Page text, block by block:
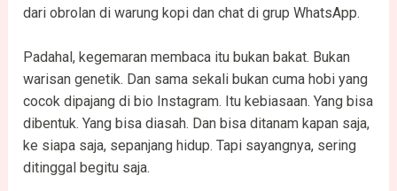
dari obrolan di warung kopi dan chat di grup WhatsApp.
Padahal, kegemaran membaca itu bukan bakat. Bukan
warisan genetik. Dan sama sekali bukan cuma hobi yang
cocok dipajang di bio Instagram. Itu kebiasaan. Yang bisa
dibentuk. Yang bisa diasah. Dan bisa ditanam kapan saja,
ke siapa saja, sepanjang hidup. Tapi sayangnya, sering
ditinggal begitu saja.